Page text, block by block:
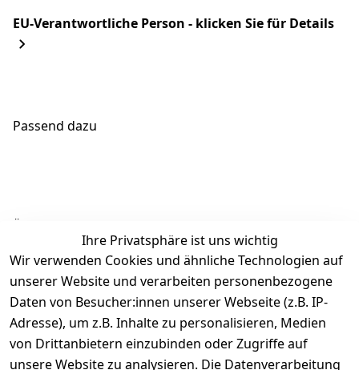
EU-Verantwortliche Person - klicken Sie für Details
Passend dazu
Ähnliche Produkte
Ihre Privatsphäre ist uns wichtig
Wir verwenden Cookies und ähnliche Technologien auf
unserer Website und verarbeiten personenbezogene
Daten von Besucher:innen unserer Webseite (z.B. IP-
Adresse), um z.B. Inhalte zu personalisieren, Medien
von Drittanbietern einzubinden oder Zugriffe auf
unsere Website zu analysieren. Die Datenverarbeitung
RechtlichesÜber uns
Wir
versenden
Zahle
bequem per